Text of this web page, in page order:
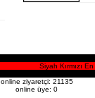
Siyah Kırmızı
online ziyaretçi: 21135
online üye: 0